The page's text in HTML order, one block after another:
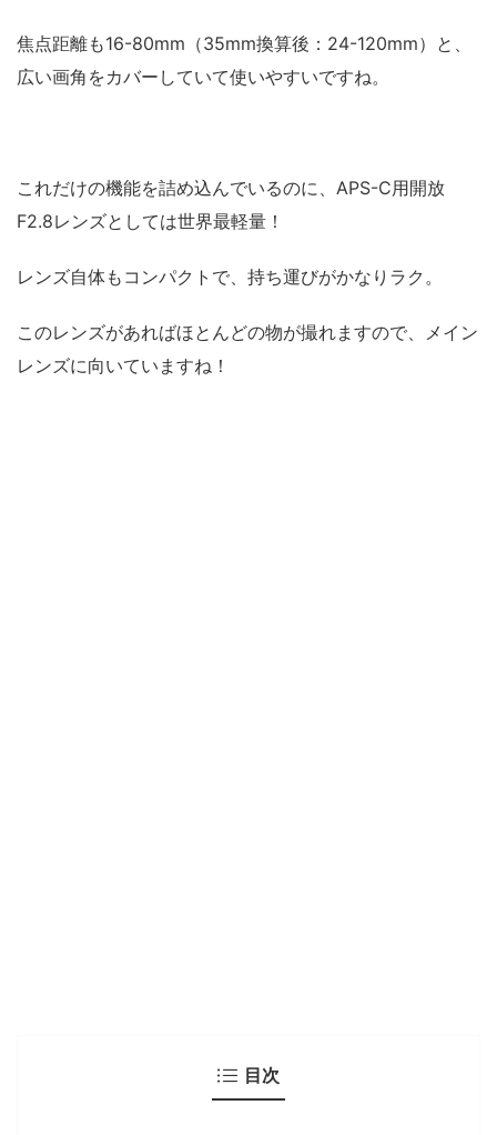
焦点距離も16-80mm（35mm換算後：24-120mm）と、
広い画角をカバーしていて使いやすいですね。
これだけの機能を詰め込んでいるのに、APS-C用開放
F2.8レンズとしては世界最軽量！
レンズ自体もコンパクトで、持ち運びがかなりラク。
このレンズがあればほとんどの物が撮れますので、メイン
レンズに向いていますね！
目次